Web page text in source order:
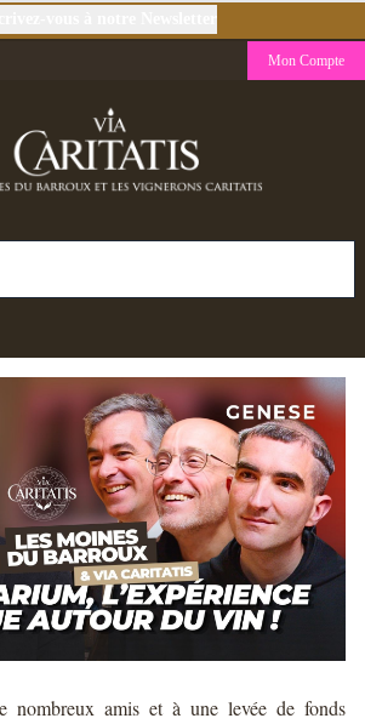
Mon Compte
nombreux amis et à une levée de fonds